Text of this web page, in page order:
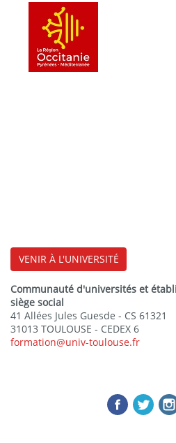
VENIR À L'UNIVERSITÉ
Communauté d'universités et
siège social
41 Allées Jules Guesde - CS 61321
31013 TOULOUSE - CEDEX 6
formation@univ-toulouse.fr